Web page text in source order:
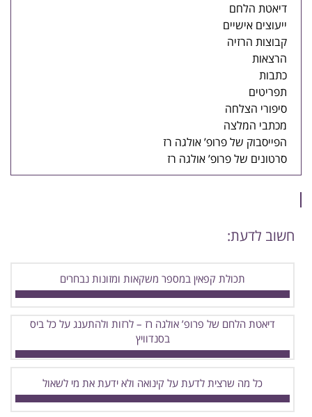
דיאטת הלחם
ייעוצים אישיים
קבוצות הרזיה
הרצאות
כתבות
תפריטים
סיפורי הצלחה
מכתבי המלצה
הפייסבוק של פרופ’ אולגה רז
סרטונים של פרופ’ אולגה רז
חשוב לדעת:
תכולת קפאין במספר משקאות ומזונות נבחרים
דיאטת הלחם של פרופ’ אולגה רז – לרזות ולהתענג על כל ביס
בסנדוויץ
כל מה שרצית לדעת על קינואה ולא ידעת את מי לשאול